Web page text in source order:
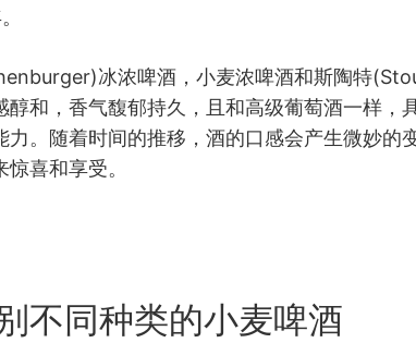
冰浓啤酒，小麦浓啤酒和斯陶特
醇和，香气馥郁持久，且和高级葡萄酒一样，
力。随着时间的推移，酒的口感会产生微妙的
喜和享受。
不同种类的小麦啤酒